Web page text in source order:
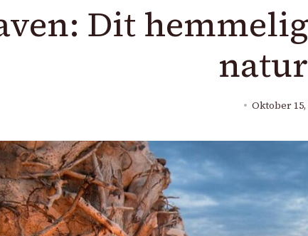
Dit
Oktober 15,